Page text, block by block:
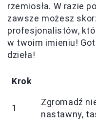
rzemiosła. W razie
zawsze możesz
profesjonalistów,
w twoim imieniu!
dzieła!
Krok
1
Zgromadź
nastawny,